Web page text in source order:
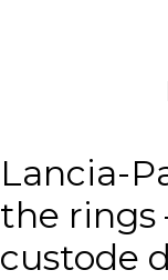
Lancia-
the rings
custode